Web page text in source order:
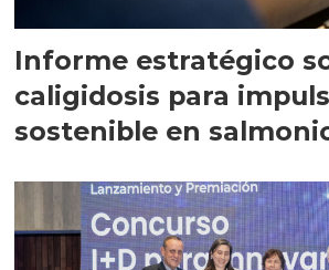
Informe estratégico
caligidosis para
sostenible en